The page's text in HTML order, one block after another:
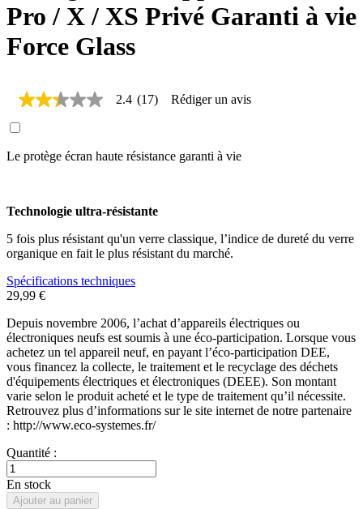
Pro / X / XS Privé Garanti à vie
Force Glass
2.4
sur
valeur
moyenne.
17
Reviews.
Lien
sur
la
même
2.4 (17) Rédiger un avis
Le protège écran haute résistance garanti à vie
Technologie ultra-résistante
5 fois plus résistant qu'un verre classique, l’indice de dureté du verre
organique en fait le plus résistant du marché.
Spécifications techniques
29,99 €
Depuis novembre 2006, l’achat d’appareils électriques ou
électroniques neufs est soumis à une éco-participation. Lorsque vous
achetez un tel appareil neuf, en payant l’éco-participation DEE,
vous financez la collecte, le traitement et le recyclage des déchets
d'équipements électriques et électroniques (DEEE). Son montant
varie selon le produit acheté et le type de traitement qu’il nécessite.
Retrouvez plus d’informations sur le site internet de notre partenaire
: http://www.eco-systemes.fr/
Quantité :
En stock
Ajouter au panier